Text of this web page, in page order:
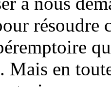
résoudre
Mais en